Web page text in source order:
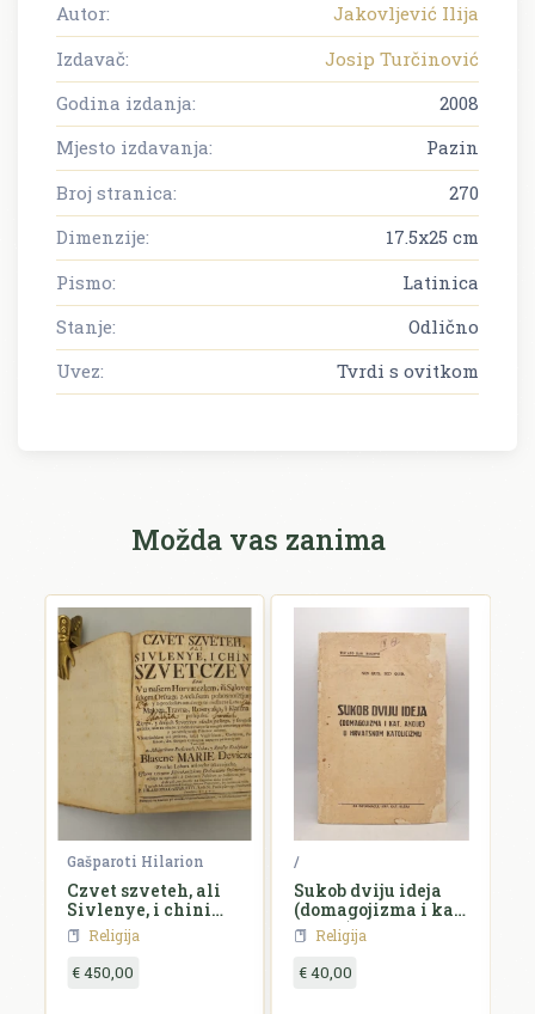
Autor:
Jakovljević Ilija
Izdavač:
Josip Turčinović
Godina izdanja:
2008
Mjesto izdavanja:
Pazin
Broj stranica:
270
Dimenzije:
17.5x25 cm
Pismo:
Latinica
Stanje:
Odlično
Uvez:
Tvrdi s ovitkom
Možda vas zanima
Gašparoti Hilarion
Czvet szveteh, ali
Sivlenye, i chini
szvetczev,...
Religija
€ 450,00
/
Sukob dviju ideja
(domagojizma i kat.
akcije) u hrvatskom
katolicizmu
Religija
€ 40,00